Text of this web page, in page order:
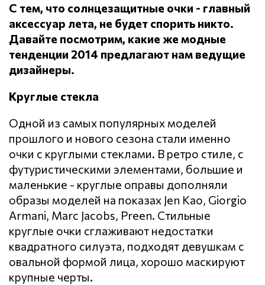
С тем, что солнцезащитные очки - главный
аксессуар лета, не будет спорить никто.
Давайте посмотрим, какие же модные
тенденции 2014 предлагают нам ведущие
дизайнеры.
Круглые стекла
Одной из самых популярных моделей
прошлого и нового сезона стали именно
очки с круглыми стеклами. В ретро стиле, с
футуристическими элементами, большие и
маленькие - круглые оправы дополняли
образы моделей на показах Jen Kao, Giorgio
Armani, Marc Jacobs, Preen. Стильные
круглые очки сглаживают недостатки
квадратного силуэта, подходят девушкам с
овальной формой лица, хорошо маскируют
крупные черты.